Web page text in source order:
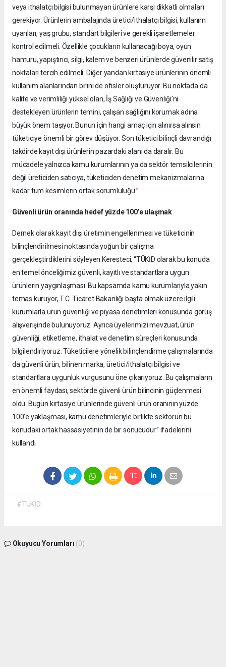
veya ithalatçı bilgisi bulunmayan ürünlere karşı dikkatli olmaları
gerekiyor. Ürünlerin ambalajında üretici/ithalatçı bilgisi, kullanım
uyarıları, yaş grubu, standart bilgileri ve gerekli işaretlemeler
kontrol edilmeli. Özellikle çocukların kullanacağı boya, oyun
hamuru, yapıştırıcı, silgi, kalem ve benzeri ürünlerde güvenilir satış
noktaları tercih edilmeli. Diğer yandan kırtasiye ürünlerinin önemli
kullanım alanlarından birini de ofisler oluşturuyor. Bu noktada da
kalite ve verimliliği yüksel olan, İş Sağlığı ve Güvenliği’ni
destekleyen ürünlerin temini, çalışan sağlığını korumak adına
büyük önem taşıyor. Bunun için hangi amaç için alınırsa alınsın
tüketiciye önemli bir görev düşüyor. Son tüketici bilinçli davrandığı
takdirde kayıt dışı ürünlerin pazardaki alanı da daralır. Bu
mücadele yalnızca kamu kurumlarının ya da sektör temsilcilerinin
değil üreticiden satıcıya, tüketiciden denetim mekanizmalarına
kadar tüm kesimlerin ortak sorumluluğu.”
Güvenli ürün oranında hedef yüzde 100’e ulaşmak
Dernek olarak kayıt dışı üretimin engellenmesi ve tüketicinin
bilinçlendirilmesi noktasında yoğun bir çalışma
gerçekleştirdiklerini söyleyen Keresteci, “TÜKİD olarak bu konuda
en temel önceliğimiz güvenli, kayıtlı ve standartlara uygun
ürünlerin yaygınlaşması. Bu kapsamda kamu kurumlarıyla yakın
temas kuruyor, T.C. Ticaret Bakanlığı başta olmak üzere ilgili
kurumlarla ürün güvenliği ve piyasa denetimleri konusunda görüş
alışverişinde bulunuyoruz. Ayrıca üyelerimizi mevzuat, ürün
güvenliği, etiketleme, ithalat ve denetim süreçleri konusunda
bilgilendiriyoruz. Tüketicilere yönelik bilinçlendirme çalışmalarında
da güvenli ürün, bilinen marka, üretici/ithalatçı bilgisi ve
standartlara uygunluk vurgusunu öne çıkarıyoruz. Bu çalışmaların
en önemli faydası, sektörde güvenli ürün bilincinin güçlenmesi
oldu. Bugün kırtasiye ürünlerinde güvenli ürün oranının yüzde
100’e yaklaşması, kamu denetimleriyle birlikte sektörün bu
konudaki ortak hassasiyetinin de bir sonucudur.” ifadelerini
kullandı.
#TÜKİD
Okuyucu Yorumları (0)